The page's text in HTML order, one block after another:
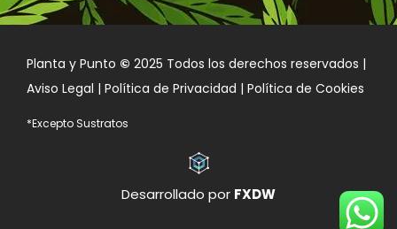
Planta y Punto © 2025 Todos los derechos reservados |
Aviso Legal | Política de Privacidad | Política de Cookies
*Excepto Sustratos
Desarrollado por FXDW